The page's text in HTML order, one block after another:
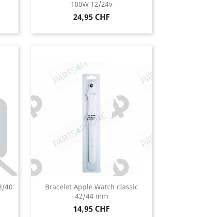
100W 12/24v
Prix
24,95 CHF
40
Bracelet Apple Watch classic
42/44 mm
Prix
14,95 CHF